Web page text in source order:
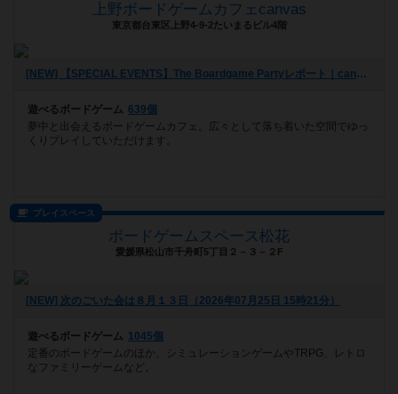
上野ボードゲームカフェcanvas
東京都台東区上野4-9-2たいまるビル4階
[NEW] 【SPECIAL EVENTS】The Boardgame Partyレポート｜canvas Girl's Day｜2026/7/24（2026年07月25日 22時12分）
遊べるボードゲーム 639個
夢中と出会えるボードゲームカフェ。広々として落ち着いた空間でゆっ
くりプレイしていただけます。
プレイスペース
ボードゲームスペース松花
愛媛県松山市千舟町5丁目２－３－２F
[NEW] 次のごいた会は８月１３日（2026年07月25日 15時21分）
遊べるボードゲーム 1045個
定番のボードゲームのほか、シミュレーションゲームやTRPG、レトロ
なファミリーゲームなど。